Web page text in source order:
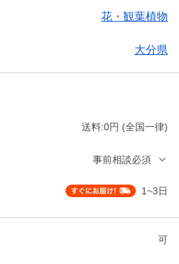
花・観葉植物
大分県
送料:0円 (全国一律)
事前相談必須
1~3日
可